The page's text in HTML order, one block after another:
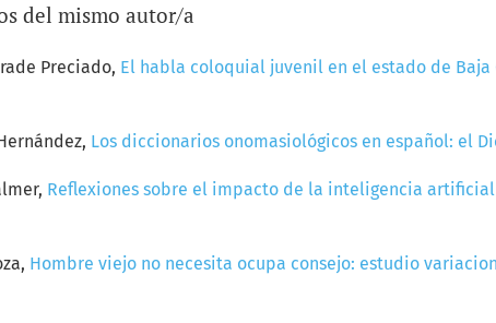
del mismo autor/a
Preciado, El habla coloquial juvenil en el estado de
Los diccionarios onomasiológicos en español: el
Reflexiones sobre el impacto de la inteligencia
Hombre viejo no necesita ocupa consejo: estudio